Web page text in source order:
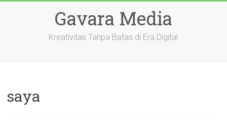
Gavara Media
Kreativitas Tanpa Batas di Era Digital
saya